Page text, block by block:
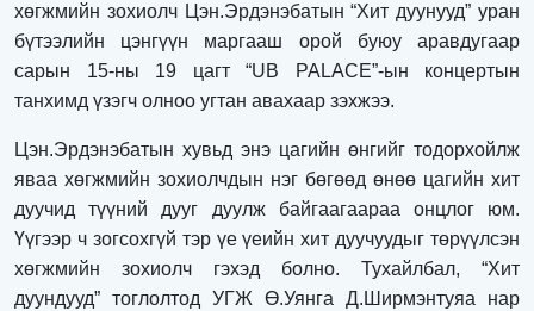
хөгжмийн зохиолч Цэн.Эрдэнэбатын “Хит дуунууд” уран
бүтээлийн цэнгүүн маргааш орой буюу аравдугаар
сарын 15-ны 19 цагт “UB PALACE”-ын концертын
танхимд үзэгч олноо угтан авахаар зэхжээ.
Цэн.Эрдэнэбатын хувьд энэ цагийн өнгийг тодорхойлж
яваа хөгжмийн зохиолчдын нэг бөгөөд өнөө цагийн хит
дуучид түүний дууг дуулж байгаагаараа онцлог юм.
Үүгээр ч зогсохгүй тэр үе үеийн хит дуучуудыг төрүүлсэн
хөгжмийн зохиолч гэхэд болно. Тухайлбал, “Хит
дуундууд” тоглолтод УГЖ Ө.Уянга Д.Ширмэнтуяа нар